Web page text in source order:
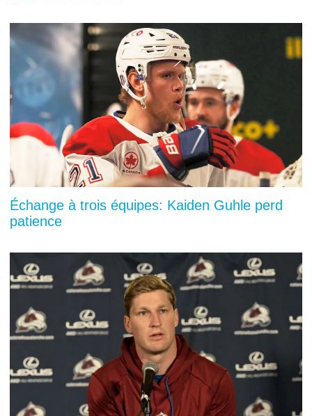
Échange à trois équipes: Kaiden Guhle perd
patience